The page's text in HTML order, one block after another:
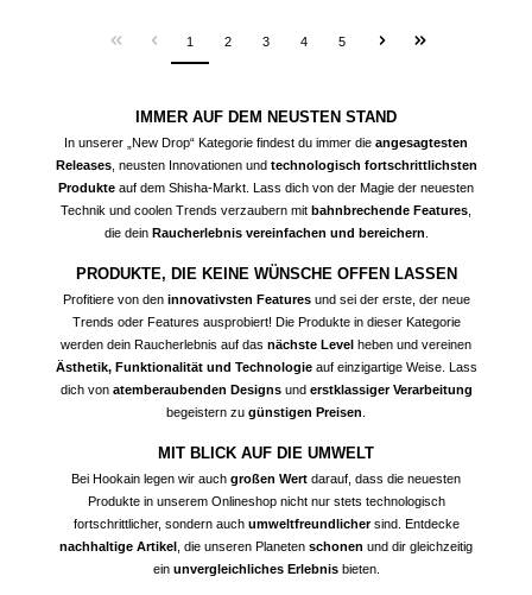
1 2 3 4 5
IMMER AUF DEM NEUSTEN STAND
In unserer „New Drop“ Kategorie findest du immer die angesagtesten
Releases, neusten Innovationen und technologisch fortschrittlichsten
Produkte auf dem Shisha-Markt. Lass dich von der Magie der neuesten
Technik und coolen Trends verzaubern mit bahnbrechende Features,
die dein Raucherlebnis vereinfachen und bereichern.
PRODUKTE, DIE KEINE WÜNSCHE OFFEN LASSEN
Profitiere von den innovativsten Featuresund sei der erste, der neue
Trends oder Features ausprobiert! Die Produkte in dieser Kategorie
werden dein Raucherlebnis auf das nächste Level heben und vereinen
Ästhetik, Funktionalität und Technologieauf einzigartige Weise. Lass
dich vonatemberaubenden Designsund erstklassiger Verarbeitung
begeistern zu günstigen Preisen.
MIT BLICK AUF DIE UMWELT
Bei Hookain legen wir auch großen Wert darauf, dass die neuesten
Produkte in unserem Onlineshop nicht nur stets technologisch
fortschrittlicher, sondern auch umweltfreundlichersind. Entdecke
nachhaltige Artikel , die unseren Planeten schonen und dir gleichzeitig
ein unvergleichliches Erlebnisbieten.